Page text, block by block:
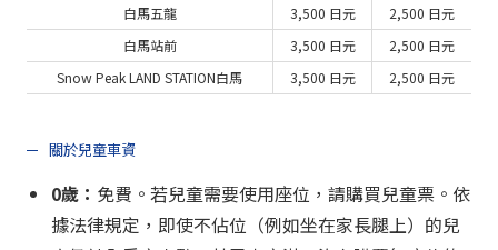
白馬五龍
3,500 日元
2,500 日元
白馬站前
3,500 日元
2,500 日元
Snow Peak LAND STATION白馬
3,500 日元 2,500 日元
關於兒童車資
0歲： 免費。若兒童需要使用座位，請購買兒童票。依
據法律規定，即使不佔位（例如坐在家長腿上）的兒